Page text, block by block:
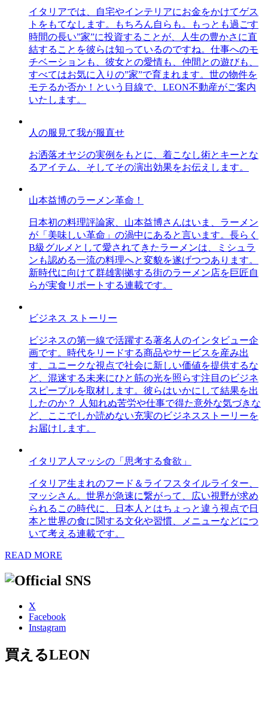
イタリアでは、自宅やインテリアにお金をかけてゲス
トをもてなします。もちろん自らも。もっとも過ごす
時間の長い”家”に投資することが、人生の豊かさに直
結することを彼らは知っているのですね。仕事へのモ
チベーションも、彼女との愛情も、仲間との遊びも、
すべてはお気に入りの”家”で育まれます。世の物件を
モテるか否か！という目線で、LEON不動産がご案内
いたします。
人の服見て我が服直せ
お洒落オヤジの実例をもとに、着こなし術とキーとな
るアイテム、そしてその演出効果をお伝えします。
山本益博のラーメン革命！
日本初の料理評論家、山本益博さんはいま、ラーメン
が「美味しい革命」の渦中にあると言います。長らく
B級グルメとして愛されてきたラーメンは、ミシュラ
ンも認める一流の料理へと変貌を遂げつつあります。
新時代に向けて群雄割拠する街のラーメン店を巨匠自
らが実食リポートする連載です。
ビジネス ストーリー
ビジネスの第一線で活躍する著名人のインタビュー企
画です。時代をリードする商品やサービスを産み出
す、ユニークな視点で社会に新しい価値を提供するな
ど、混迷する未来にひと筋の光を照らす注目のビジネ
スピープルを取材します。彼らはいかにして結果を出
したのか？ 人知れぬ苦労や仕事で得た意外な気づきな
ど、ここでしか読めない充実のビジネスストーリーを
お届けします。
イタリア人マッシの「思考する食欲」
イタリア生まれのフード＆ライフスタイルライター、
マッシさん。世界が急速に繋がって、広い視野が求め
られるこの時代に、日本人とはちょっと違う視点で日
本と世界の食に関する文化や習慣、メニューなどにつ
いて考える連載です。
READ MORE
X
Facebook
Instagram
買えるLEON